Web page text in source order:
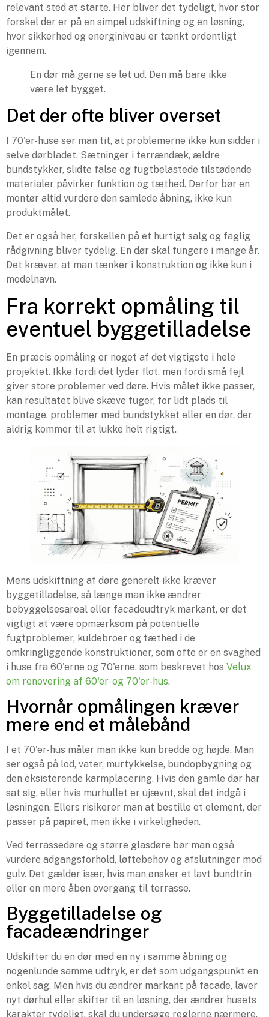
relevant sted at starte. Her bliver det tydeligt, hvor stor
forskel der er på en simpel udskiftning og en løsning,
hvor sikkerhed og energiniveau er tænkt ordentligt
igennem.
En dør må gerne se let ud. Den må bare ikke
være let bygget.
Det der ofte bliver overset
I 70'er-huse ser man tit, at problemerne ikke kun sidder i
selve dørbladet. Sætninger i terrændæk, ældre
bundstykker, slidte false og fugtbelastede tilstødende
materialer påvirker funktion og tæthed. Derfor bør en
montør altid vurdere den samlede åbning, ikke kun
produktmålet.
Det er også her, forskellen på et hurtigt salg og faglig
rådgivning bliver tydelig. En dør skal fungere i mange år.
Det kræver, at man tænker i konstruktion og ikke kun i
modelnavn.
Fra korrekt opmåling til
eventuel byggetilladelse
En præcis opmåling er noget af det vigtigste i hele
projektet. Ikke fordi det lyder flot, men fordi små fejl
giver store problemer ved døre. Hvis målet ikke passer,
kan resultatet blive skæve fuger, for lidt plads til
montage, problemer med bundstykket eller en dør, der
aldrig kommer til at lukke helt rigtigt.
Mens udskiftning af døre generelt ikke kræver
byggetilladelse, så længe man ikke ændrer
bebyggelsesareal eller facadeudtryk markant, er det
vigtigt at være opmærksom på potentielle
fugtproblemer, kuldebroer og tæthed i de
omkringliggende konstruktioner, som ofte er en svaghed
i huse fra 60'erne og 70'erne, som beskrevet hos Velux
om renovering af 60'er- og 70'er-hus.
Hvornår opmålingen kræver
mere end et målebånd
I et 70'er-hus måler man ikke kun bredde og højde. Man
ser også på lod, vater, murtykkelse, bundopbygning og
den eksisterende karmplacering. Hvis den gamle dør har
sat sig, eller hvis murhullet er ujævnt, skal det indgå i
løsningen. Ellers risikerer man at bestille et element, der
passer på papiret, men ikke i virkeligheden.
Ved terrassedøre og større glasdøre bør man også
vurdere adgangsforhold, løftebehov og afslutninger mod
gulv. Det gælder især, hvis man ønsker et lavt bundtrin
eller en mere åben overgang til terrasse.
Byggetilladelse og
facadeændringer
Udskifter du en dør med en ny i samme åbning og
nogenlunde samme udtryk, er det som udgangspunkt en
enkel sag. Men hvis du ændrer markant på facade, laver
nyt dørhul eller skifter til en løsning, der ændrer husets
karakter tydeligt, skal du undersøge reglerne nærmere.